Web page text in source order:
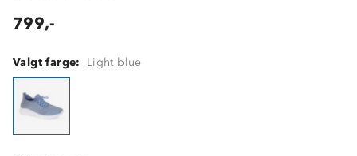
799,-
Valgt farge: Light blue